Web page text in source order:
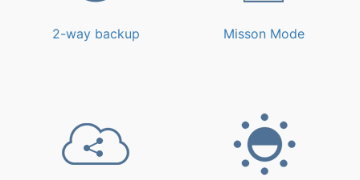
2-way backup Misson Mode